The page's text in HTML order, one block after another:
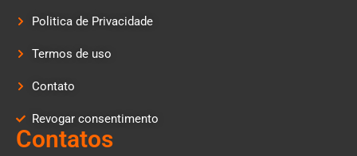
Politica de Privacidade
Termos de uso
Contato
Revogar consentimento
Contatos